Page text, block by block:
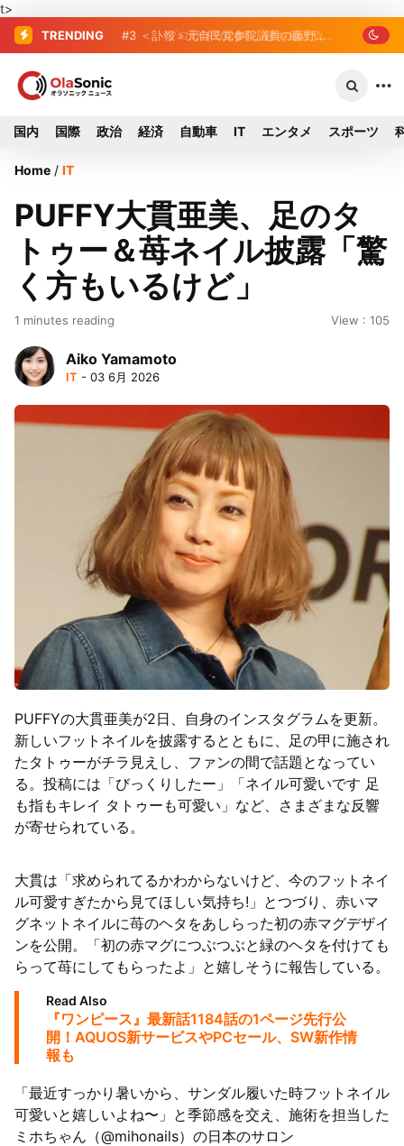
t>
TRENDING #2 プロ野球2026年、勝ち組と負
#3 ＜訃報＞元自民党参院議員の藤野公
国内 国際 政治 経済 自動車 IT エンタメ スポーツ
Home / IT
PUFFY大貫亜美、足のタ
トゥー＆苺ネイル披露「驚
く方もいるけど」
1 minutes reading View : 105
Aiko Yamamoto
IT - 03 6月 2026
PUFFYの大貫亜美が2日、自身のインスタグラムを更新。
新しいフットネイルを披露するとともに、足の甲に施され
たタトゥーがチラ見えし、ファンの間で話題となってい
る。投稿には「びっくりしたー」「ネイル可愛いです 足
も指もキレイ タトゥーも可愛い」など、さまざまな反響
が寄せられている。
大貫は「求められてるかわからないけど、今のフットネイ
ル可愛すぎたから見てほしい気持ち!」とつづり、赤いマ
グネットネイルに苺のヘタをあしらった初の赤マグデザイ
ンを公開。「初の赤マグにつぶつぶと緑のヘタを付けても
らって苺にしてもらったよ」と嬉しそうに報告している。
Read Also
『ワンピース』最新話1184話の1ページ先行公
開！AQUOS新サービスやPCセール、SW新作情
報も
「最近すっかり暑いから、サンダル履いた時フットネイル
可愛いと嬉しいよね〜」と季節感を交え、施術を担当した
ミホちゃん（@mihonails）の日本のサロン